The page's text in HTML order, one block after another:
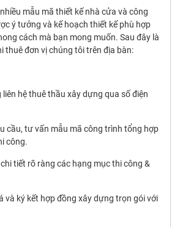
mẫu mã thiết kế nhà cửa và công
ý tưởng và kế hoạch thiết kế phù hợp
cách mà bạn mong muốn. Sau đây là
thuê đơn vị chúng tôi trên địa bàn:
liên hệ thuê thầu xây dựng qua số điện
cầu, tư vấn mẫu mã công trình tổng hợp
công.
tiết rõ ràng các hạng mục thi công &
và ký kết hợp đồng xây dựng trọn gói với